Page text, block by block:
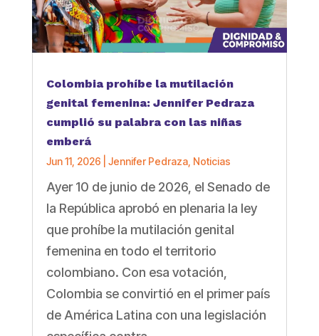
Colombia prohíbe la mutilación
genital femenina: Jennifer Pedraza
cumplió su palabra con las niñas
emberá
Jun 11, 2026 Jennifer Pedraza, Noticias
Ayer 10 de junio de 2026, el Senado de
la República aprobó en plenaria la ley
que prohíbe la mutilación genital
femenina en todo el territorio
colombiano. Con esa votación,
Colombia se convirtió en el primer país
de América Latina con una legislación